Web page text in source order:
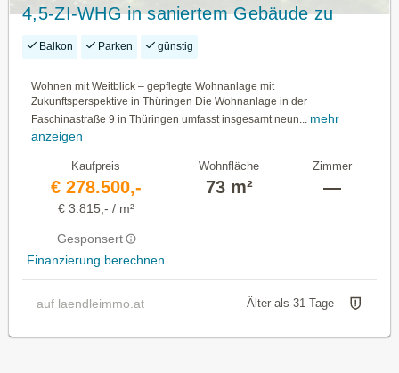
4,5-ZI-WHG in saniertem Gebäude zu
verkaufen!
Balkon Parken günstig
Wohnen mit Weitblick – gepflegte Wohnanlage mit
Zukunftsperspektive in Thüringen Die Wohnanlage in der
Faschinastraße 9 in Thüringen umfasst insgesamt neun...
mehr
anzeigen
Kaufpreis
€ 278.500,-
€ 3.815,- / m²
Gesponsert
Finanzierung berechnen
Wohnfläche
73 m²
Zimmer
—
auf laendleimmo.at Älter als 31 Tage